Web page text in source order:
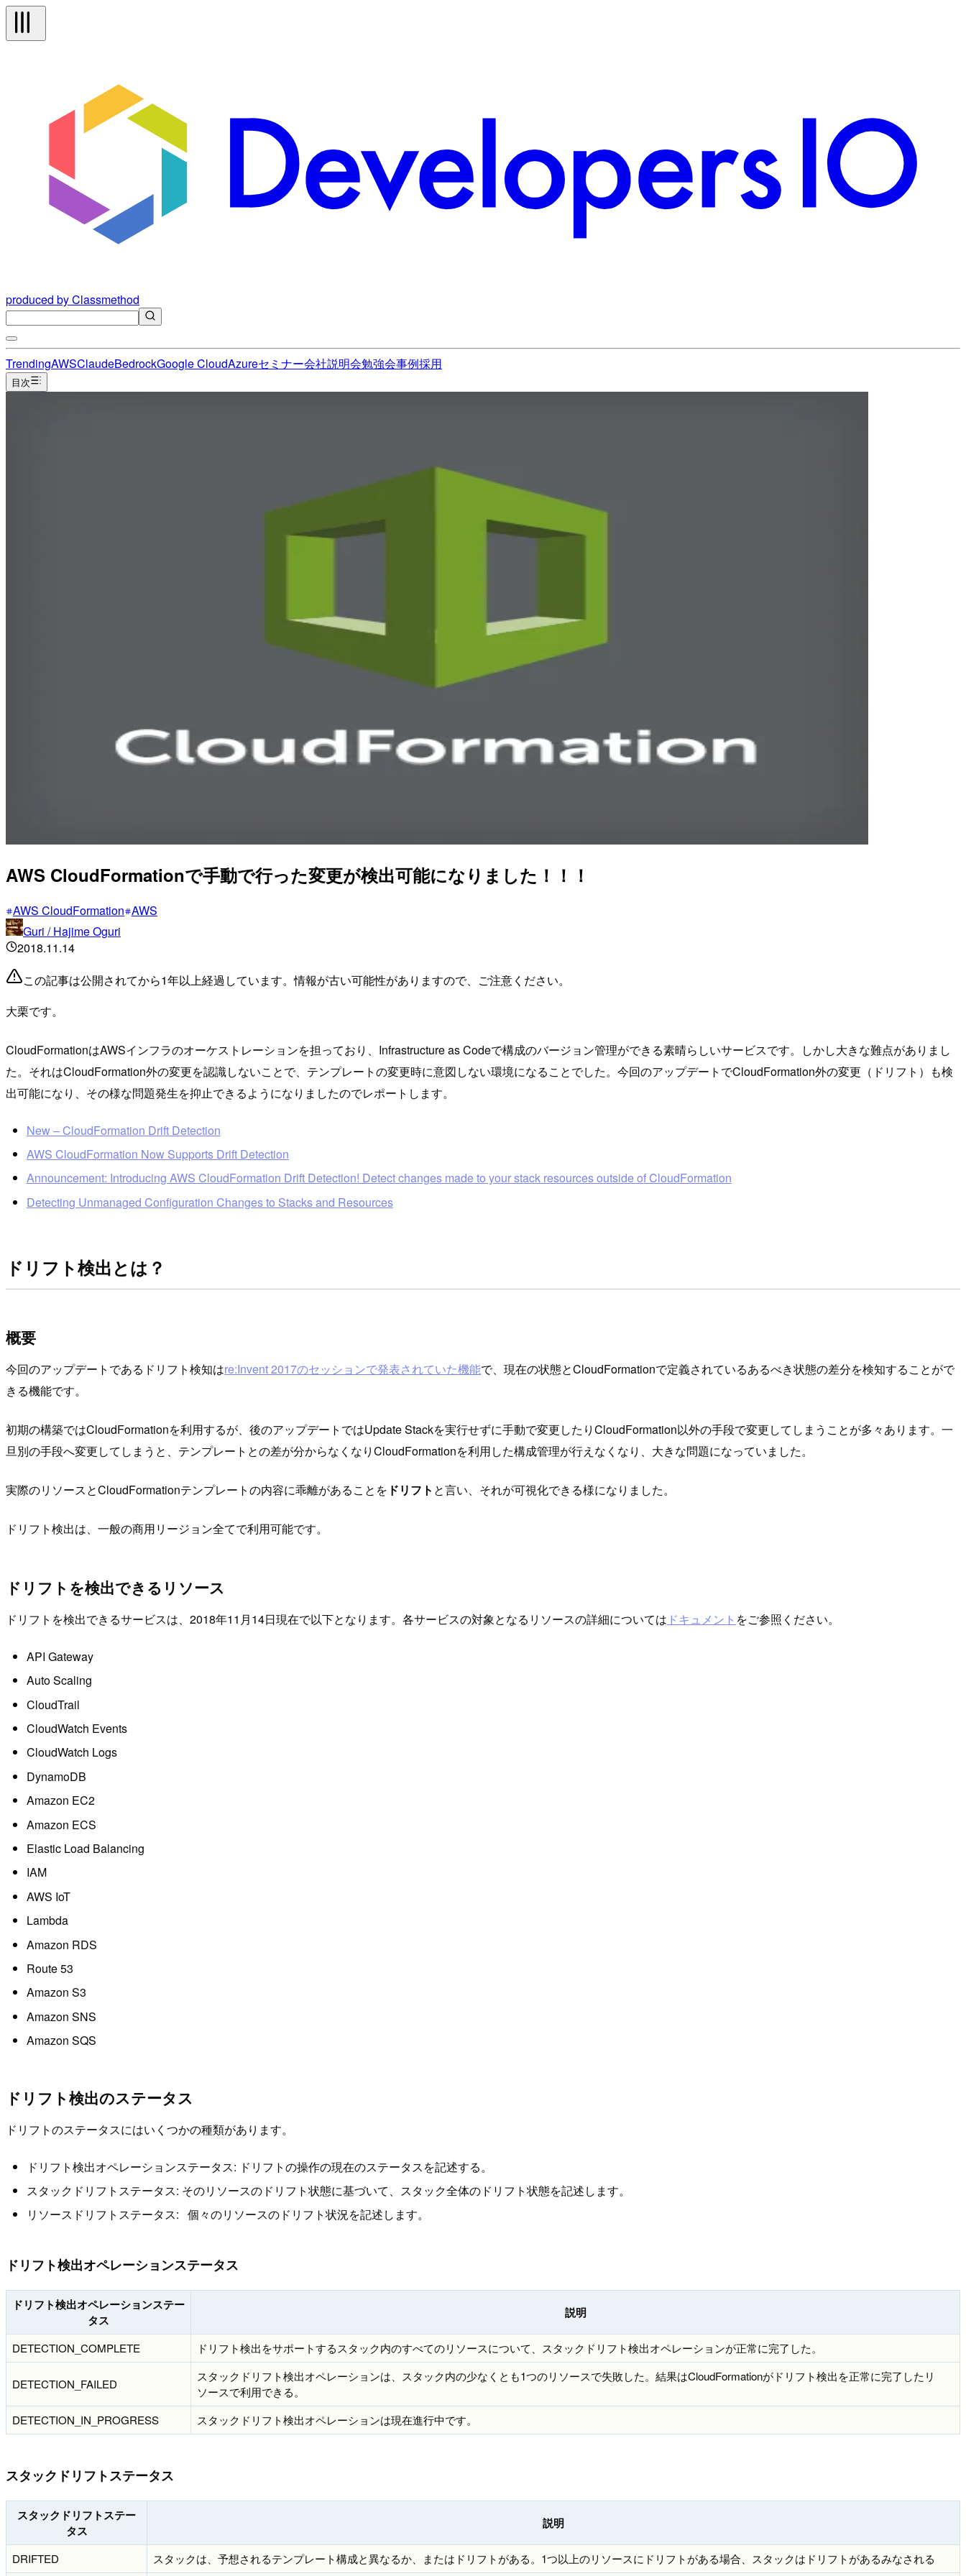
produced by Classmethod
TrendingAWSClaudeBedrockGoogle CloudAzureセミナー会社説明会勉強会事例採用
目次
AWS CloudFormationで手動で行った変更が検出可能になりました！！！
AWS CloudFormation AWS
Guri / Hajime Oguri
2018.11.14
この記事は公開されてから1年以上経過しています。情報が古い可能性がありますので、ご注意ください。
大栗です。
CloudFormationはAWSインフラのオーケストレーションを担っており、Infrastructure as Codeで構成のバージョン管理ができる素晴らしいサービスです。しかし大きな難点がありまし
た。それはCloudFormation外の変更を認識しないことで、テンプレートの変更時に意図しない環境になることでした。今回のアップデートでCloudFormation外の変更（ドリフト）も検
出可能になり、その様な問題発生を抑止できるようになりましたのでレポートします。
New – CloudFormation Drift Detection
AWS CloudFormation Now Supports Drift Detection
Announcement: Introducing AWS CloudFormation Drift Detection! Detect changes made to your stack resources outside of CloudFormation
Detecting Unmanaged Configuration Changes to Stacks and Resources
ドリフト検出とは？
概要
今回のアップデートであるドリフト検知はre:Invent 2017のセッションで発表されていた機能で、現在の状態とCloudFormationで定義されているあるべき状態の差分を検知することがで
きる機能です。
初期の構築ではCloudFormationを利用するが、後のアップデートではUpdate Stackを実行せずに手動で変更したりCloudFormation以外の手段で変更してしまうことが多々あります。一
旦別の手段へ変更してしまうと、テンプレートとの差が分からなくなりCloudFormationを利用した構成管理が行えなくなり、大きな問題になっていました。
実際のリソースとCloudFormationテンプレートの内容に乖離があることを ドリフト と言い、それが可視化できる様になりました。
ドリフト検出は、一般の商用リージョン全てで利用可能です。
ドリフトを検出できるリソース
ドリフトを検出できるサービスは、2018年11月14日現在で以下となります。各サービスの対象となるリソースの詳細については ドキュメント をご参照ください。
API Gateway
Auto Scaling
CloudTrail
CloudWatch Events
CloudWatch Logs
DynamoDB
Amazon EC2
Amazon ECS
Elastic Load Balancing
IAM
AWS IoT
Lambda
Amazon RDS
Route 53
Amazon S3
Amazon SNS
Amazon SQS
ドリフト検出のステータス
ドリフトのステータスにはいくつかの種類があります。
ドリフト検出オペレーションステータス: ドリフトの操作の現在のステータスを記述する。
スタックドリフトステータス: そのリソースのドリフト状態に基づいて、スタック全体のドリフト状態を記述します。
リソースドリフトステータス: 個々のリソースのドリフト状況を記述します。
ドリフト検出オペレーションステータス
ドリフト検出オペレーションステー
タス
説明
DETECTION_COMPLETE ドリフト検出をサポートするスタック内のすべてのリソースについて、スタックドリフト検出オペレーションが正常に完了した。
DETECTION_FAILED
スタックドリフト検出オペレーションは、スタック内の少なくとも1つのリソースで失敗した。結果はCloudFormationがドリフト検出を正常に完了したリ
ソースで利用できる。
DETECTION_IN_PROGRESS
スタックドリフト検出オペレーションは現在進行中です。
スタックドリフトステータス
スタックドリフトステー
タス
説明
DRIFTED スタックは、予想されるテンプレート構成と異なるか、またはドリフトがある。1つ以上のリソースにドリフトがある場合、スタックはドリフトがあるみなされる